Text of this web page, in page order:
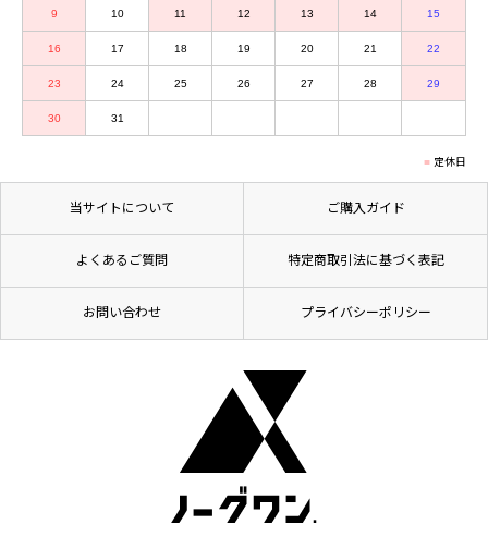
9 10 11 12 13 14 15
16 17 18 19 20 21 22
23 24 25 26 27 28 29
30 31
定休日
当サイトについて ご購入ガイド
よくあるご質問 特定商取引法に基づく表記
お問い合わせ プライバシーポリシー